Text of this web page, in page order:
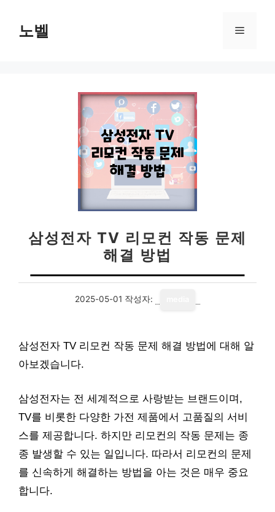
노벨 메
삼성전자 TV 리모컨 작동 문제
해결 방법
2025-05-01 작성자:
삼성전자 TV 리모컨 작동 문제 해결 방법에 대해 알
아보겠습니다.
삼성전자는 전 세계적으로 사랑받는 브랜드이며,
TV를 비롯한 다양한 가전 제품에서 고품질의 서비
스를 제공합니다. 하지만 리모컨의 작동 문제는 종
종 발생할 수 있는 일입니다. 따라서 리모컨의 문제
를 신속하게 해결하는 방법을 아는 것은 매우 중요
합니다.